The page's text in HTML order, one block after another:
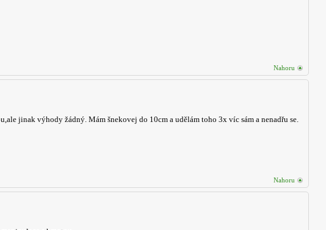
Nahoru
jinak výhody žádný. Mám šnekovej do 10cm a udělám toho 3x víc sám a nenadřu se.
Nahoru